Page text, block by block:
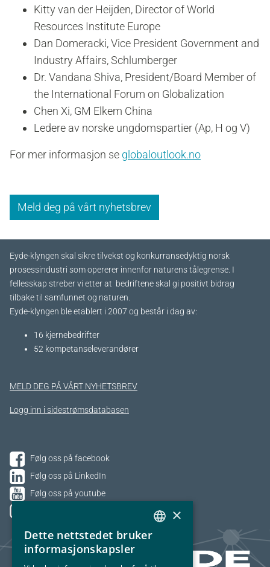
Kitty van der Heijden, Director of World
Resources Institute Europe
Dan Domeracki, Vice President Government and
Industry Affairs, Schlumberger
Dr. Vandana Shiva, President/Board Member of
the International Forum on Globalization
Chen Xi, GM Elkem China
Ledere av norske ungdomspartier (Ap, H og V)
For mer informasjon se globaloutlook.no
Meld deg på vårt nyhetsbrev
Eyde-klyngen skal sikre tilvekst og konkurransedyktig norsk
prosessindustri som opererer innenfor naturens tålegrense. I
fellesskap streber vi etter at bedriftene skal gi positivt bidrag
tilbake til samfunnet og naturen.
Eyde-klyngen ble etablert i 2007 og består i dag av:
16 kjernebedrifter​
52 kompetanseleverandører
MELD DEG PÅ VÅRT NYHETSBREV
Logg inn i sidestrømsdatabasen
Følg oss på facebook
Følg oss på LinkedIn
Følg oss på youtube
NORWEGIAN
×
Dette nettstedet bruker
informasjonskapsler